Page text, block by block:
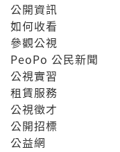
公開資訊
如何收看
參觀公視
PeoPo 公民新聞
公視實習
租賃服務
公視徵才
公開招標
公益網